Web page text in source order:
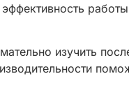
изучить